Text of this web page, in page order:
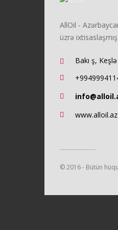
AllOil -
üzrə
Bakı ş,
www.alloil.az
© 2016 - Bütün